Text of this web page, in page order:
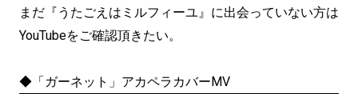
まだ『うたごえはミルフィーユ』に出会っていない方は
YouTubeをご確認頂きたい。
◆「ガーネット」アカペラカバーMV